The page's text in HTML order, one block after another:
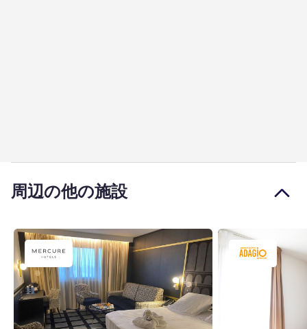
周辺の他の施設